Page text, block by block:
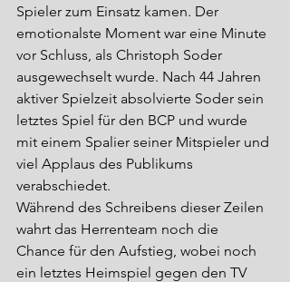
Spieler zum Einsatz kamen. Der
emotionalste Moment war eine Minute
vor Schluss, als Christoph Soder
ausgewechselt wurde. Nach 44 Jahren
aktiver Spielzeit absolvierte Soder sein
letztes Spiel für den BCP und wurde
mit einem Spalier seiner Mitspieler und
viel Applaus des Publikums
verabschiedet.
Während des Schreibens dieser Zeilen
wahrt das Herrenteam noch die
Chance für den Aufstieg, wobei noch
ein letztes Heimspiel gegen den TV